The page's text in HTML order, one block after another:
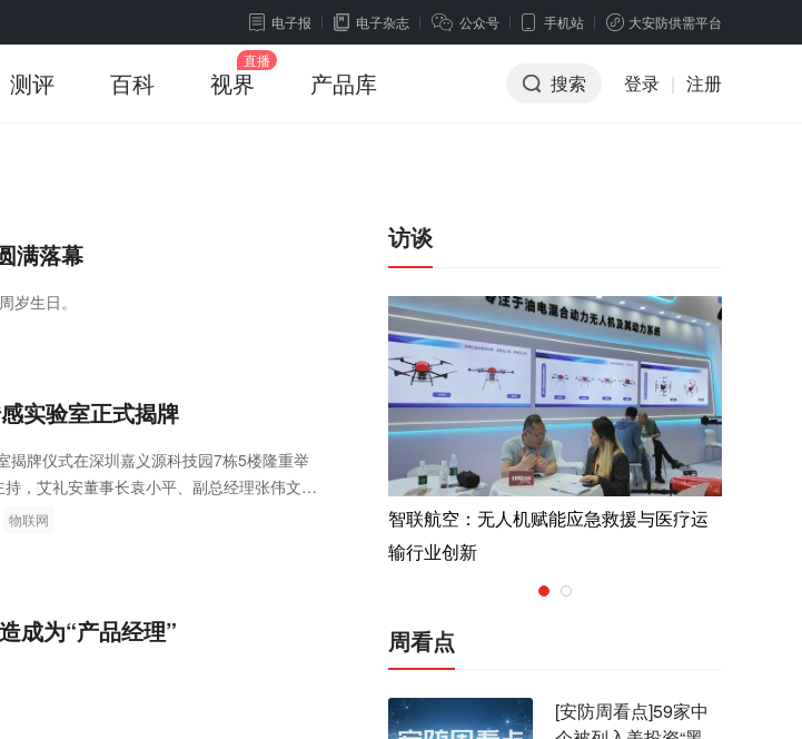
电子报 电子杂志 公众号 手机站 大安防供需平台
测评 百科 视界 产品库 搜索 登录 | 注册
满落幕
岁生日。
实验室正式揭牌
揭牌仪式在深圳嘉义源科技园7栋5楼隆重举
，艾礼安董事长袁小平、副总经理张伟文、
件总工程师海印、制造中心总监院克东共同
物联网
成为“产品经理”
访谈
智联航空：无人机赋能应急救援与医疗运
输行业创新
周看点
[安防周看点]59家中